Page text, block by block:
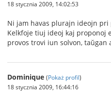
18 stycznia 2009, 14:02:53
Ni jam havas plurajn ideojn pri
Kelkfoje tiuj ideoj kaj proponoj
provos trovi iun solvon, taŭgan
Dominique (Pokaż profil)
18 stycznia 2009, 16:44:16